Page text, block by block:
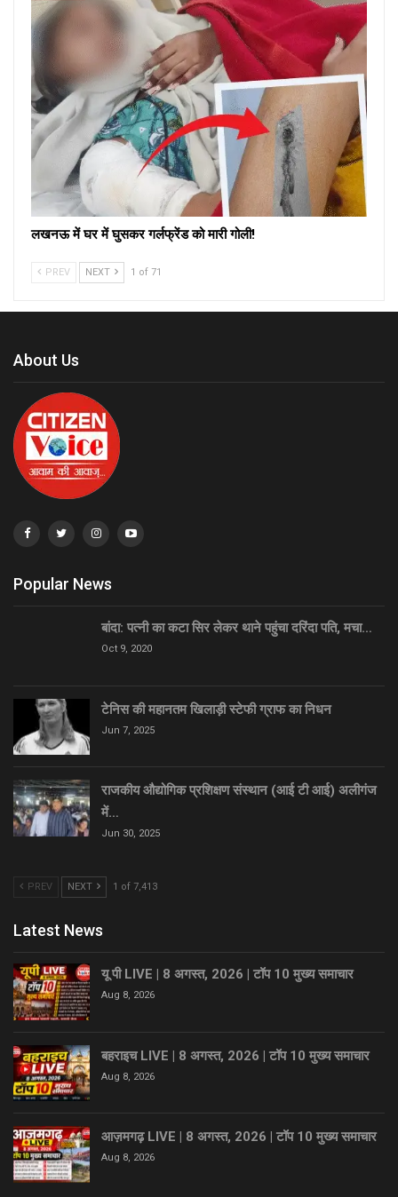
लखनऊ में घर में घुसकर गर्लफ्रेंड को मारी गोली!
PREV NEXT 1 of 71
About Us
Popular News
बांदा: पत्नी का कटा सिर लेकर थाने पहुंचा दरिंदा पति, मचा…
Oct 9, 2020
टेनिस की महानतम खिलाड़ी स्टेफी ग्राफ का निधन
Jun 7, 2025
राजकीय औद्योगिक प्रशिक्षण संस्थान (आई टी आई) अलीगंज
में…
Jun 30, 2025
PREV NEXT 1 of 7,413
Latest News
यू पी LIVE | 8 अगस्त, 2026 | टॉप 10 मुख्य समाचार
Aug 8, 2026
बहराइच LIVE | 8 अगस्त, 2026 | टॉप 10 मुख्य समाचार
Aug 8, 2026
आज़मगढ़ LIVE | 8 अगस्त, 2026 | टॉप 10 मुख्य समाचार
Aug 8, 2026